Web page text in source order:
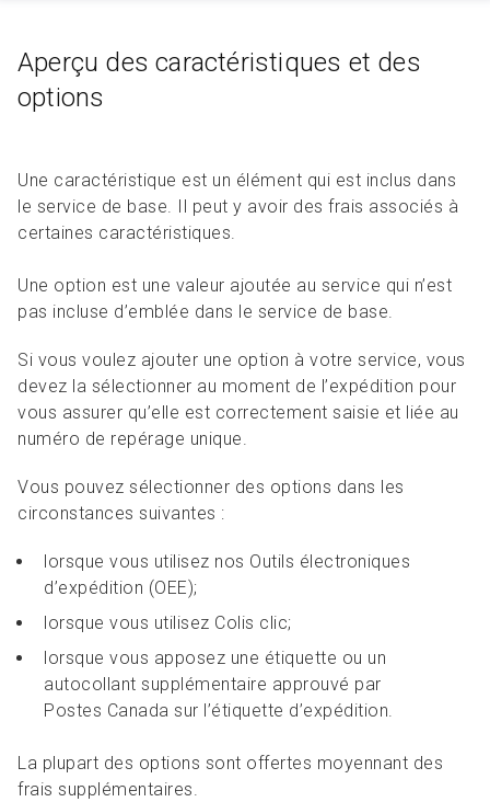
Aperçu des caractéristiques et des
options
Une caractéristique est un élément qui est inclus dans
le service de base. Il peut y avoir des frais associés à
certaines caractéristiques.
Une option est une valeur ajoutée au service qui n’est
pas incluse d’emblée dans le service de base.
Si vous voulez ajouter une option à votre service, vous
devez la sélectionner au moment de l’expédition pour
vous assurer qu’elle est correctement saisie et liée au
numéro de repérage unique.
Vous pouvez sélectionner des options dans les
circonstances suivantes :
lorsque vous utilisez nos Outils électroniques
d’expédition (OEE);
lorsque vous utilisez Colis clic;
lorsque vous apposez une étiquette ou un
autocollant supplémentaire approuvé par
Postes Canada sur l’étiquette d’expédition.
La plupart des options sont offertes moyennant des
frais supplémentaires.